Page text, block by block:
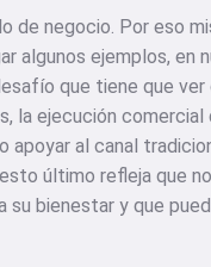
de negocio. Por eso
algunos ejemplos, en
que tiene que ver
la ejecución comercial
al canal
último refleja que
bienestar y que